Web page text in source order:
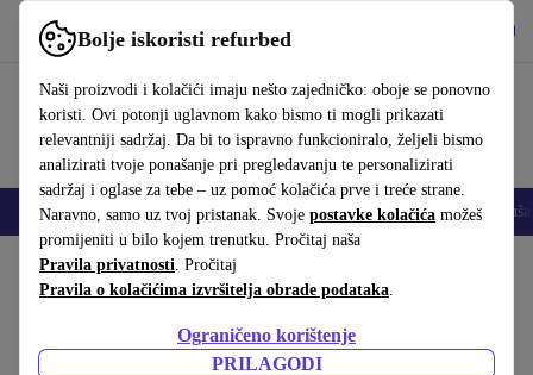
Bolje iskoristi refurbed
Naši proizvodi i kolačići imaju nešto zajedničko: oboje se ponovno
koristi. Ovi potonji uglavnom kako bismo ti mogli prikazati
relevantniji sadržaj. Da bi to ispravno funkcioniralo, željeli bismo
analizirati tvoje ponašanje pri pregledavanju te personalizirati
sadržaj i oglase za tebe – uz pomoć kolačića prve i treće strane.
Naravno, samo uz tvoj pristanak. Svoje postavke kolačića možeš
promijeniti u bilo kojem trenutku. Pročitaj naša
Pravila privatnosti. Pročitaj
Pravila o kolačićima izvršitelja obrade podataka.
Ograničeno korištenje
PRILAGODI
Koristi refurbed brzo i jednostavno
Mobiteli Prijenosna računala Tableti Pametni satovi Dodaci
Početna stranica Proizvodi Dodatna oprema
Dell visokoučinkovita priključna
stanica WD19DC
109,00 €